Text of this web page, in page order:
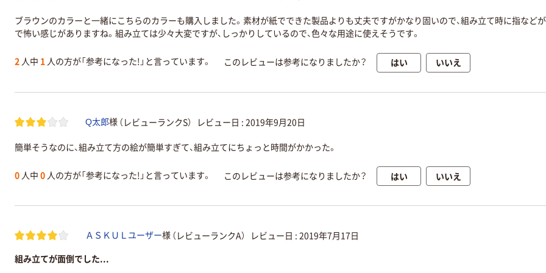
ブラウンのカラーと一緒にこちらのカラーも購入しました。素材が紙でできた製品よりも丈夫ですがかなり固いので、組み立て時に指など
で怖い感じがありますね。組み立ては少々大変ですが、しっかりしているので、色々な用途に使えそうです。
2 人中 1 人の方が「参考になった!」と言っています。 このレビューは参考になりましたか？ はい いいえ
Q太郎様 （レビューランクS） レビュー日 : 2019年9月20日
簡単そうなのに、組み立て方の絵が簡単すぎて、組み立てにちょっと時間がかかった。
0 人中 0 人の方が「参考になった!」と言っています。 このレビューは参考になりましたか？ はい いいえ
ＡＳＫＵＬユーザー様 （レビューランクA） レビュー日 : 2019年7月17日
組み立てが面倒でした...